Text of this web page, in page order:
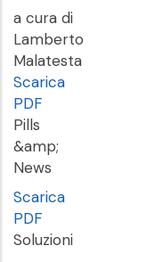
a cura di
Lamberto
Malatesta
Scarica
PDF
Pills
&amp;
News
Scarica
PDF
Soluzioni